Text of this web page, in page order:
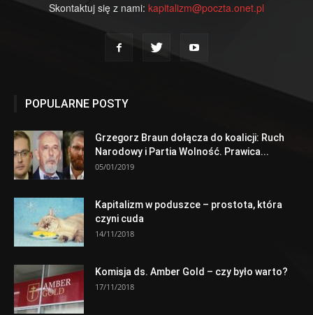
Skontaktuj się z nami: kapitalizm@poczta.onet.pl
POPULARNE POSTY
Grzegorz Braun dołącza do koalicji: Ruch
Narodowy i Partia Wolność. Prawica...
05/01/2019
Kapitalizm w poduszce – prostota, która
czyni cuda
14/11/2018
Komisja ds. Amber Gold – czy było warto?
17/11/2018